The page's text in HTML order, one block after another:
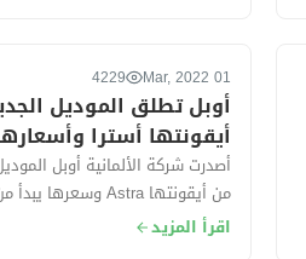
01 Mar, 2022
4229
أوبل تطلق الموديل
أيقونتها أسترا
حوالي (415 ألف جنيه مصري) تقريبًا....
اقرأ المزيد